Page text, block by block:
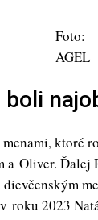
Foto:
AGEL
ktoré
a Oliver. Ďalej
roku 2023